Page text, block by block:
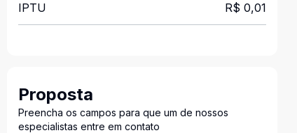
IPTU R$ 0,01
Proposta
Preencha os campos para que um de nossos
especialistas entre em contato